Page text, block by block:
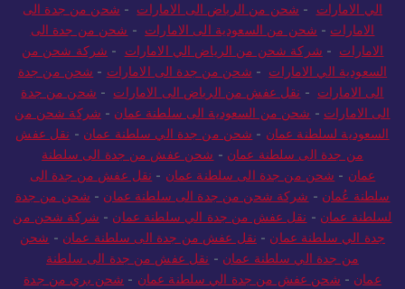
الي الامارات - شحن من الرياض الى الامارات - شحن من جدة الى
الامارات - شحن من السعودية الى الامارات - شحن من جدة الى
الامارات - شركة شحن من الرياض الي الامارات - شركة شحن من
السعودية الي الامارات - شحن من جدة الى الامارات - شحن من جدة
الى الامارات - نقل عفش من الرياض الى الامارات - شحن من جدة
الى الامارات - شحن من السعودية الى سلطنة عمان - شركة شحن من
السعودية لسلطنة عمان - شحن من جدة الي سلطنة عمان - نقل عفش
من جدة الى سلطنة عمان - شحن عفش من جدة الى سلطنة
عمان - شحن من جدة الى سلطنة عمان - نقل عفش من جدة الى
سلطنة عُمان - شركة شحن من جدة الى سلطنة عمان - شحن من جدة
لسلطنة عمان - نقل عفش من جدة الي سلطنة عمان - شركة شحن من
جدة الي سلطنة عمان - نقل عفش من جدة الى سلطنة عمان - شحن
من جدة الي سلطنة عمان - نقل عفش من جدة الى سلطنة
عمان - شحن عفش من جدة الي سلطنة عمان - شحن بري من جدة